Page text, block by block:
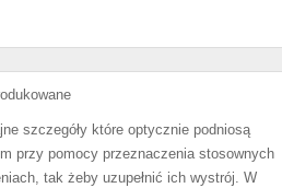
szczegóły które optycznie podniosą
przy pomocy przeznaczenia stosownych
tak żeby uzupełnić ich wystrój. W